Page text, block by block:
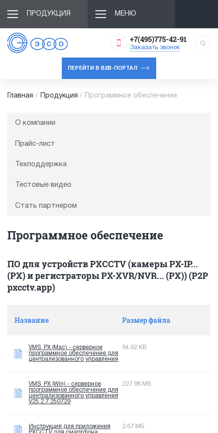
ПРОДУКЦИЯ МЕНЮ
+7(495)775-42-91
Заказать звонок
ПЕРЕЙТИ В B2B-ПОРТАЛ
Главная / Продукция / Программное обеспечение
О компании
Прайс-лист
Техподдержка
Тестовые видео
Стать партнером
Программное обеспечение
ПО для устройств PXCCTV (камеры PX-IP...
(PX) и регистраторы PX-XVR/NVR... (PX)) (P2P
pxcctv.app)
Название Размер файла
VMS_PX (Mac) - серверное
программное обеспечение для
централизованного управления
94.92 КБ
VMS_PX (Win) - серверное
программное обеспечение для
централизованного управления
V25.2.7.250729
227.98 МБ
Инструкция для приложения
2.67 МБ